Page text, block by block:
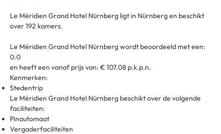
Le Méridien Grand Hotel Nürnberg ligt in Nürnberg en beschikt
over 192 kamers.
Le Méridien Grand Hotel Nürnberg wordt beoordeeld met een:
0.0
en heeft een vanaf prijs van: € 107.08 p.k.p.n.
Kenmerken:
Stedentrip
Le Méridien Grand Hotel Nürnberg beschikt over de volgende
faciliteiten:
Pinautomaat
Vergaderfaciliteiten